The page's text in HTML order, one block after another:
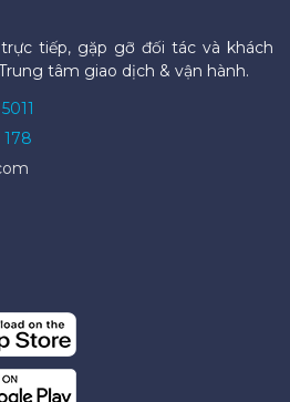
tiếp, gặp gỡ đối tác và khách
tâm giao dịch & vận hành.